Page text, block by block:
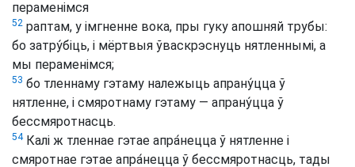
пераменімся
52 раптам, у імгненне вока, пры гуку апошняй трубы:
бо затру́біць, і мёртвыя ўваскрэснуць нятленнымі, а
мы пераменімся;
53 бо тленнаму гэтаму належыць апрану́цца ў
нятленне, і смяротнаму гэтаму — апрану́цца ў
бессмяротнасць.
54Калі ж тленнае гэтае апра́нецца ў нятленне і
смяротнае гэтае апра́нецца ў бессмяротнасць, тады